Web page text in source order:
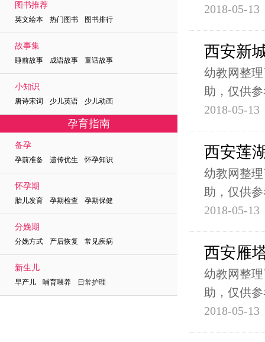
图书推荐
英文绘本 热门图书 图书排行
故事集
睡前故事 成语故事 童话故事
小知识
唐诗宋词 少儿英语 少儿动画
孕育指南
备孕
孕前准备 遗传优生 怀孕知识
怀孕期
胎儿发育 孕期检查 孕期保健
分娩期
分娩方式 产后恢复 常见疾病
新生儿
早产儿 哺育喂养 日常护理
2018-05-13
西安新
幼教网整
助，仅供
2018-05-13
西安莲
幼教网整
助，仅供
2018-05-13
西安雁
幼教网整
助，仅供
2018-05-13